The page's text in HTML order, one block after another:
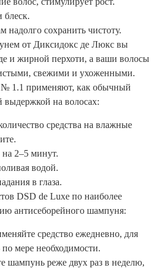
блеск.
надолго сохранить чистоту.
от Диксидокс де Люкс вы
и жирной перхоти, а ваши волосы
свежими и ухоженными.
№ 1.1 применяют, как обычный
на волосах:
средства на влажные
на 2–5 минут.
водой.
в глаза.
DSD de Luxe по наиболее
антисеборейного шампуня:
средство ежедневно, для
мере необходимости.
шампунь реже двух раз в неделю,